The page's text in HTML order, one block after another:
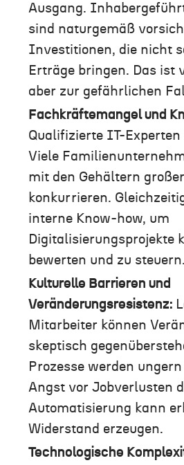
Ausgang.
sind naturgemäß
Investitionen, die nicht
Erträge bringen. Das ist
aber zur gefährlichen
Fachkräftemangel und
Qualifizierte IT-
Viele
mit den Gehältern
konkurrieren.
interne Know-how, um
Digitalisierungsprojekte
bewerten und zu steuern.
Kulturelle Barrieren und
Veränderungsresistenz:
Mitarbeiter können
skeptisch
Prozesse werden
Angst vor Jobverlusten
Automatisierung kann
Widerstand erzeugen.
Technologische